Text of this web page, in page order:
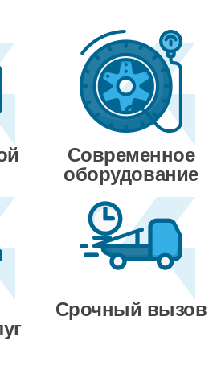
Современное
оборудование
Срочный вызов